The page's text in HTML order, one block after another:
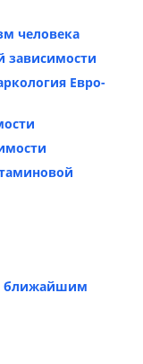
человека
зависимости
Евро-
ближайшим